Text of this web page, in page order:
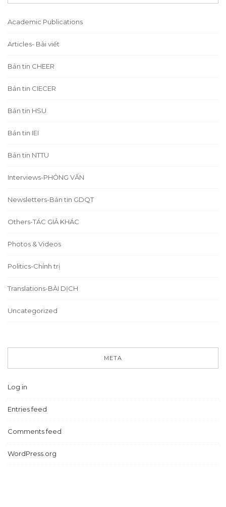
Academic Publications
Articles- Bài viết
Bản tin CHEER
Bản tin CIECER
Bản tin HSU
Bản tin IEI
Bản tin NTTU
Interviews-PHỎNG VẤN
Newsletters-Bản tin GDQT
Others-TÁC GIẢ KHÁC
Photos & Videos
Politics-Chính trị
Translations-BÀI DỊCH
Uncategorized
META
Log in
Entries feed
Comments feed
WordPress.org